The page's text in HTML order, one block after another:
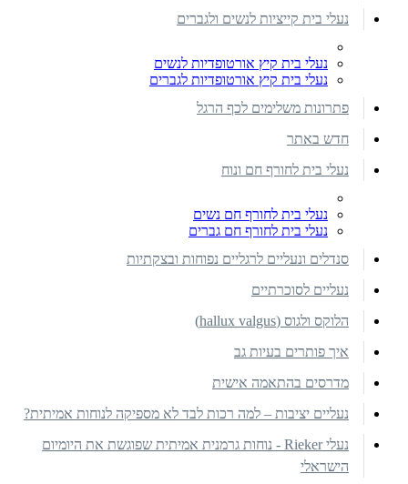
נעלי בית קייציות לנשים ולגברים
נעלי בית קיץ אורטופדיות לנשים
נעלי בית קיץ אורטופדיות לגברים
פתרונות משלימים לכף הרגל
חדש באתר
נעלי בית לחורף חם ונוח
נעלי בית לחורף חם נשים
נעלי בית לחורף חם גברים
סנדלים ונעליים לרגליים נפוחות ובצקתיות
נעליים לסוכרתיים
הלוקס ולגוס (hallux valgus)
איך פותרים בעיות גב
מדרסים בהתאמה אישית
נעליים יציבות – למה רכות לבד לא מספיקה לנוחות אמיתית?
נעלי Rieker - נוחות גרמנית אמיתית שפוגשת את היומיום
הישראלי